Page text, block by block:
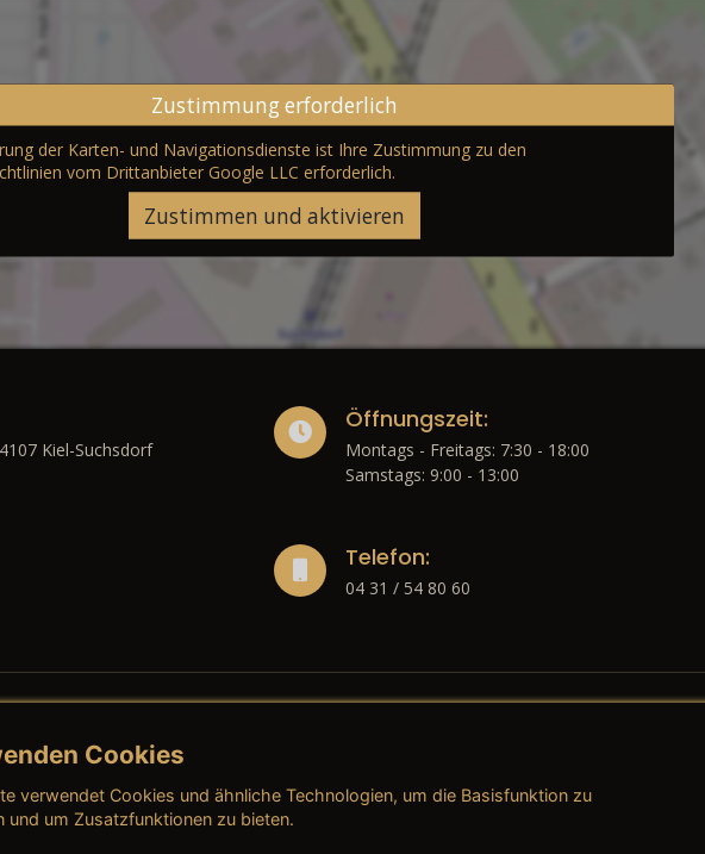
Zustimmung erforderlich
der Karten- und Navigationsdienste ist Ihre Zustimmung zu den
vom Drittanbieter Google LLC erforderlich.
Zustimmen und aktivieren
Kiel-Suchsdorf
Öffnungszeit:
Montags - Freitags: 7:30 - 18:00
Samstags: 9:00 - 13:00
Telefon:
04 31 / 54 80 60
→ AGB (Neuwagen)
→ AGB (Teile & Zubehör)
Cookies
verwendet Cookies und ähnliche Technologien, um die Basisfunktion zu
und um Zusatzfunktionen zu bieten.